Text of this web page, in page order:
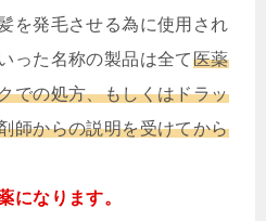
を発毛させる為に使用され
った名称の製品は全て医薬
での処方、もしくはドラッ
師からの説明を受けてから
になります。